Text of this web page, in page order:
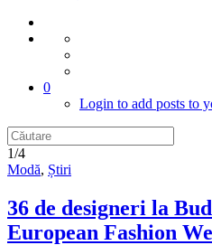
0
Login to add posts to
1/4
Modă, Știri
36 de designeri la
European Fashion